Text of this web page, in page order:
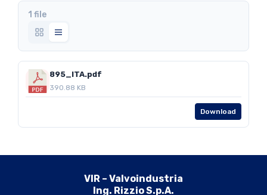
1 file
895_ITA.pdf
390.88 KB
Download
VIR – Valvoindustria
Ing. Rizzio S.p.A.